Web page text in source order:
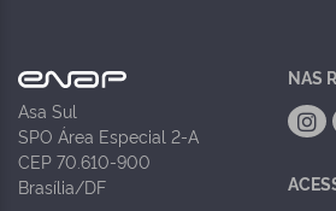
Asa Sul
SPO Área Especial 2-A
CEP 70.610-900
Brasília/DF
NAS